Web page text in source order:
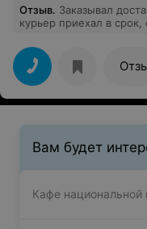
Отзыв. Заказывал
курьер приехал в
Вам будет
Кафе национальной